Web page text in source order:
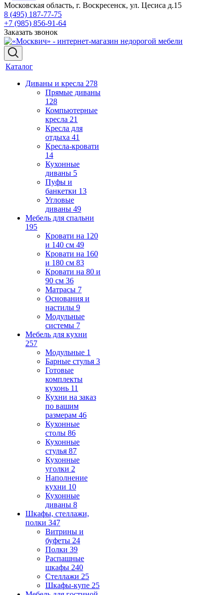
Московская область, г. Воскресенск, ул. Цесиса д.15
8 (495) 187-77-75
+7 (985) 856-91-64
Заказать звонок
Каталог
Диваны и кресла 278
Прямые диваны
128
Компьютерные
кресла 21
Кресла для
отдыха 41
Кресла-кровати
14
Кухонные
диваны 5
Пуфы и
банкетки 13
Угловые
диваны 49
Мебель для спальни
195
Кровати на 120
и 140 см 49
Кровати на 160
и 180 см 83
Кровати на 80 и
90 см 36
Матрасы 7
Основания и
настилы 9
Модульные
системы 7
Мебель для кухни
257
Модульные 1
Барные стулья 3
Готовые
комплекты
кухонь 11
Кухни на заказ
по вашим
размерам 46
Кухонные
столы 86
Кухонные
стулья 87
Кухонные
уголки 2
Наполнение
кухни 10
Кухонные
диваны 8
Шкафы, стеллажи,
полки 347
Витрины и
буфеты 24
Полки 39
Распашные
шкафы 240
Стеллажи 25
Шкафы-купе 25